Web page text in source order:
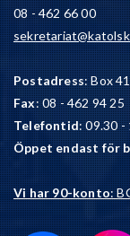
08 - 462 66 00
Postadress: Box
Fax: 08 - 462 94 25
Telefontid: 09.30 -
Öppet endast för
Vi har 90-konto: